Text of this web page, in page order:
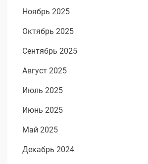
Ноябрь 2025
Октябрь 2025
Сентябрь 2025
Август 2025
Июль 2025
Июнь 2025
Май 2025
Декабрь 2024